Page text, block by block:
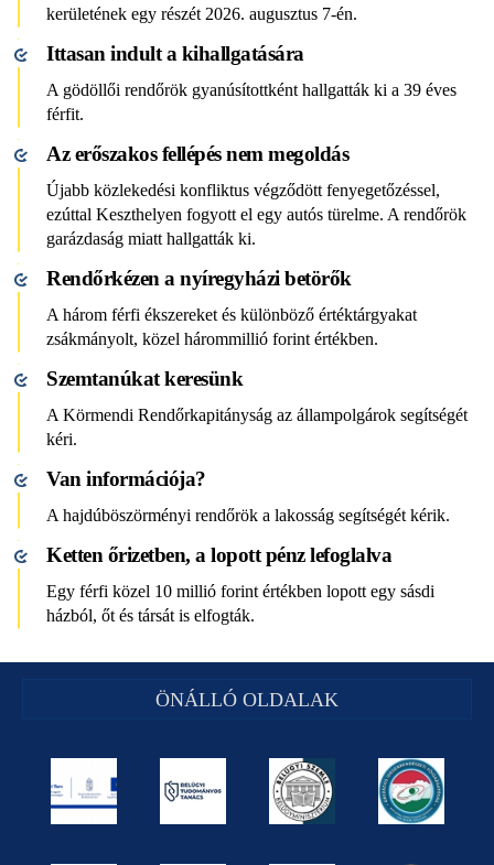
kerületének egy részét 2026. augusztus 7-én.
Ittasan indult a kihallgatására
A gödöllői rendőrök gyanúsítottként hallgatták ki a 39 éves
férfit.
Az erőszakos fellépés nem megoldás
Újabb közlekedési konfliktus végződött fenyegetőzéssel,
ezúttal Keszthelyen fogyott el egy autós türelme. A rendőrök
garázdaság miatt hallgatták ki.
Rendőrkézen a nyíregyházi betörők
A három férfi ékszereket és különböző értéktárgyakat
zsákmányolt, közel hárommillió forint értékben.
Szemtanúkat keresünk
A Körmendi Rendőrkapitányság az állampolgárok segítségét
kéri.
Van információja?
A hajdúböszörményi rendőrök a lakosság segítségét kérik.
Ketten őrizetben, a lopott pénz lefoglalva
Egy férfi közel 10 millió forint értékben lopott egy sásdi
házból, őt és társát is elfogták.
ÖNÁLLÓ OLDALAK